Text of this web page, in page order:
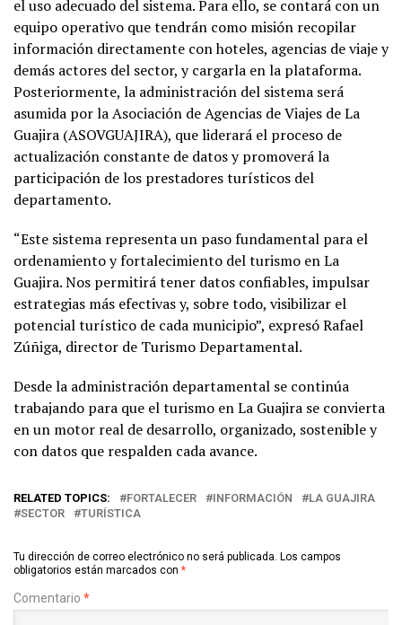
el uso adecuado del sistema. Para ello, se contará con un
equipo operativo que tendrán como misión recopilar
información directamente con hoteles, agencias de viaje y
demás actores del sector, y cargarla en la plataforma.
Posteriormente, la administración del sistema será
asumida por la Asociación de Agencias de Viajes de La
Guajira (ASOVGUAJIRA), que liderará el proceso de
actualización constante de datos y promoverá la
participación de los prestadores turísticos del
departamento.
“Este sistema representa un paso fundamental para el
ordenamiento y fortalecimiento del turismo en La
Guajira. Nos permitirá tener datos confiables, impulsar
estrategias más efectivas y, sobre todo, visibilizar el
potencial turístico de cada municipio”, expresó Rafael
Zúñiga, director de Turismo Departamental.
Desde la administración departamental se continúa
trabajando para que el turismo en La Guajira se convierta
en un motor real de desarrollo, organizado, sostenible y
con datos que respalden cada avance.
RELATED TOPICS: FORTALECER INFORMACIÓN
LA GUAJIRA
SECTOR
TURÍSTICA
Tu dirección de correo electrónico no será publicada. Los campos
obligatorios están marcados con *
Comentario *